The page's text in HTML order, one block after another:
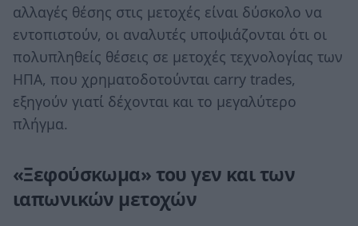
αλλαγές θέσης στις μετοχές είναι δύσκολο να
εντοπιστούν, οι αναλυτές υποψιάζονται ότι οι
πολυπληθείς θέσεις σε μετοχές τεχνολογίας των
ΗΠΑ, που χρηματοδοτούνται carry trades,
εξηγούν γιατί δέχονται και το μεγαλύτερο
πλήγμα.
«Ξεφούσκωμα» του γεν και των
ιαπωνικών μετοχών